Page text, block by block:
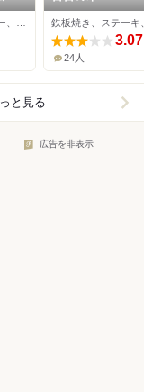
鉄板焼き、ステーキ
3.07
24人
と見る
広告を非表示